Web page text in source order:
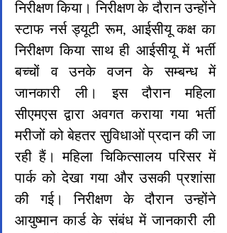
निरीक्षण किया। निरीक्षण के दौरान उन्होंने
स्टाफ नर्स ड्यूटी रूम, आईसीयू कक्ष का
निरीक्षण किया साथ ही आईसीयू में भर्ती
बच्चों व उनके वजन के सम्बन्ध में
जानकारी ली। इस दौरान महिला
सीएमएस द्वारा अवगत कराया गया भर्ती
मरीजों को बेहतर सुविधाओं प्रदान की जा
रही हैं। महिला चिकित्सालय परिसर में
पार्क को देखा गया और उसकी प्रशांसा
की गई। निरीक्षण के दौरान उन्होंने
आयुष्मान कार्ड के संबंध में जानकारी ली